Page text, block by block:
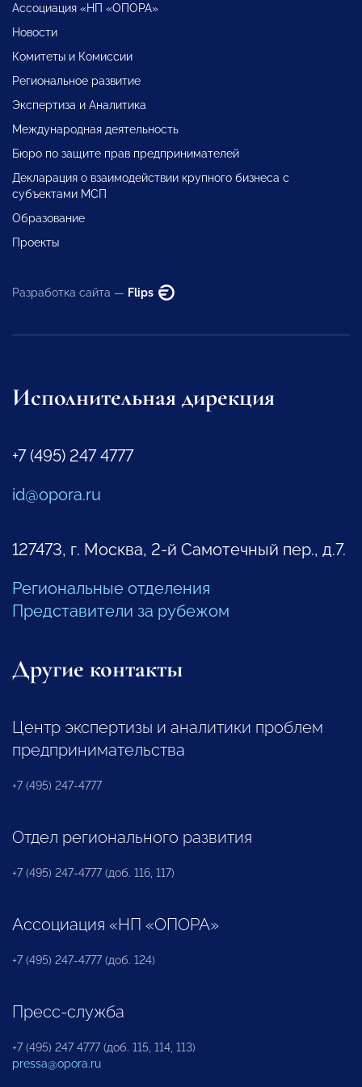
Ассоциация «НП «ОПОРА»
Новости
Комитеты и Комиссии
Региональное развитие
Экспертиза и Аналитика
Международная деятельность
Бюро по защите прав предпринимателей
Декларация о взаимодействии крупного бизнеса с
субъектами МСП
Образование
Проекты
Разработка сайта — Flips
Исполнительная дирекция
+7 (495) 247 4777
id@opora.ru
127473, г. Москва, 2-й Самотечный пер., д.7.
Региональные отделения
Представители за рубежом
Другие контакты
Центр экспертизы и аналитики проблем
предпринимательства
+7 (495) 247-4777
Отдел регионального развития
+7 (495) 247-4777 (доб. 116, 117)
Ассоциация «НП «ОПОРА»
+7 (495) 247-4777 (доб. 124)
Пресс-служба
+7 (495) 247 4777 (доб. 115, 114, 113)
pressa@opora.ru